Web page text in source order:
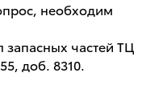
необходим
частей ТЦ
доб. 8310.